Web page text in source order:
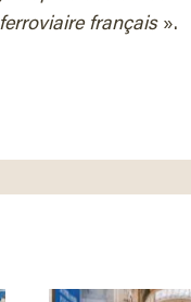
français ».